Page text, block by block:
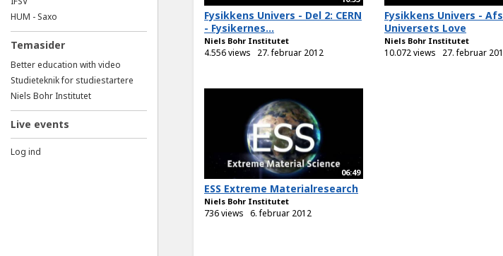
HUM - Saxo
Temasider
Better education with video
Studieteknik for studiestartere
Niels Bohr Institutet
Live events
Log ind
Fysikkens Univers - Del 2: CERN
- Fysikernes...
Niels Bohr Institutet
4.556 views 27. februar 2012
Fysikkens Univers -
Universets Love
Niels Bohr Institutet
10.072 views 27. februar
06:49
ESS Extreme Materialresearch
Niels Bohr Institutet
736 views 6. februar 2012